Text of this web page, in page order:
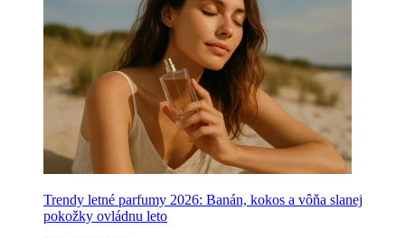
Trendy letné parfumy 2026: Banán, kokos a vôňa slanej
pokožky ovládnu leto